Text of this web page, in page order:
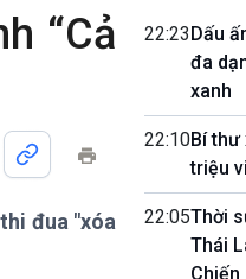
Trước giờ mở cửa
Dòng chảy Kinh tế
Tuyên chiến với gian lận
thương mại
Podcast
“Cả
đua "xóa
22:23Dấu
đa
xanh
22:10Bí
triệu
22:05Thời
Thái
Chiến